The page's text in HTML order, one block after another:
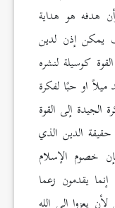
هدفه هو هداية
يمكن إذن لدين
كوسيلة لنشره
او حبًا لفكرة
الجيدة إلى القوة
الدين الذي
خصوم الإسلام
إنما يقدمون زعما